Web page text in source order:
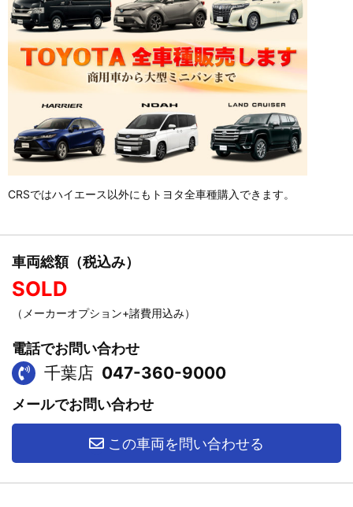
CRSではハイエース以外にもトヨタ全車種購入できます。
車両総額（税込み）
SOLD
（メーカーオプション+諸費用込み）
電話でお問い合わせ
千葉店 047-360-9000
メールでお問い合わせ
この車両を問い合わせる